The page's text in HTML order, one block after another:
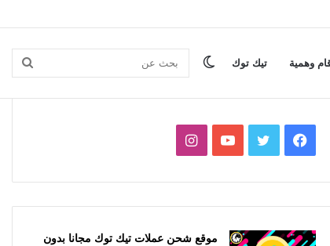
وهمية تيك توك بحث الوضع
المظلم فيسبوكتويتر يوتيوبانستقرام
موقع شحن عملات تيك توك مجانا بدون